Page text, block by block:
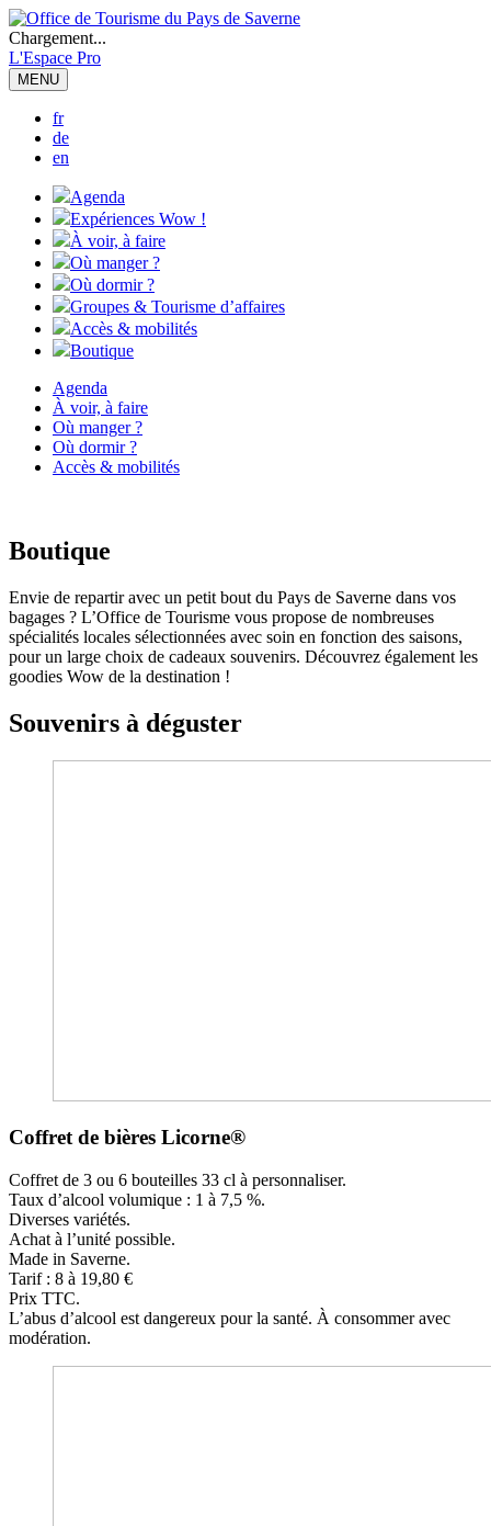
Chargement...
L'Espace Pro
MENU
fr
de
en
Agenda
Expériences Wow !
À voir, à faire
Où manger ?
Où dormir ?
Groupes & Tourisme d’affaires
Accès & mobilités
Boutique
Agenda
À voir, à faire
Où manger ?
Où dormir ?
Accès & mobilités
Boutique
Envie de repartir avec un petit bout du Pays de Saverne dans vos
bagages ? L’Office de Tourisme vous propose de nombreuses
spécialités locales sélectionnées avec soin en fonction des saisons,
pour un large choix de cadeaux souvenirs. Découvrez également les
goodies Wow de la destination !
Souvenirs à déguster
Coffret de bières Licorne®
Coffret de 3 ou 6 bouteilles 33 cl à personnaliser.
Taux d’alcool volumique : 1 à 7,5 %.
Diverses variétés.
Achat à l’unité possible.
Made in Saverne.
Tarif : 8 à 19,80 €
Prix TTC.
L’abus d’alcool est dangereux pour la santé. À consommer avec
modération.